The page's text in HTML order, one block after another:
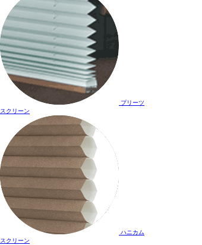
プリーツ
スクリーン
ハニカム
スクリーン